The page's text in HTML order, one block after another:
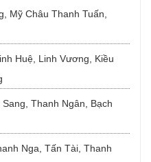
Mỹ Châu Thanh Tuấn,
Huệ, Linh Vương, Kiều
Thanh Ngân, Bạch
Nga, Tấn Tài, Thanh